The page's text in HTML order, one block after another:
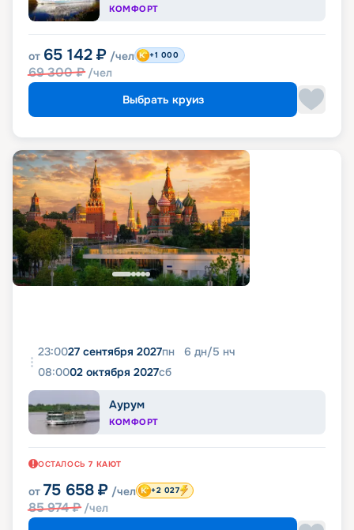
КОМФОРТ
от 65 142 ₽ /чел
69 300₽ /чел
+1 000
Выбрать круиз
23:0027 сентября 2027пн 6 дн/5 нч
08:0002 октября 2027сб
Аурум
КОМФОРТ
ОСТАЛОСЬ 7 КАЮТ
от 75 658 ₽ /чел
85 974₽ /чел
+2 027